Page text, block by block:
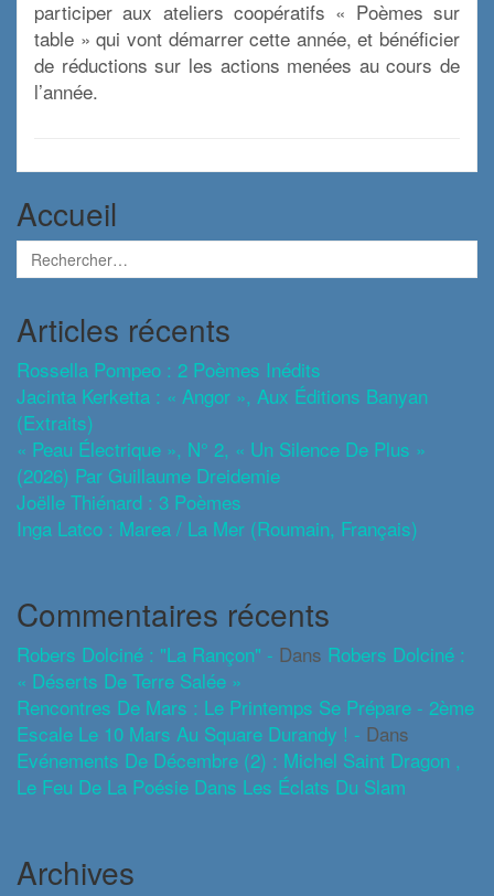
participer aux ateliers coopératifs « Poèmes sur
table » qui vont démarrer cette année, et bénéficier
de réductions sur les actions menées au cours de
l’année.
Accueil
Articles récents
Rossella Pompeo : 2 Poèmes Inédits
Jacinta Kerketta : « Angor », Aux Éditions Banyan
(extraits)
« Peau Électrique », N° 2, « Un Silence De Plus »
(2026) Par Guillaume Dreidemie
Joëlle Thiénard : 3 Poèmes
Inga Latco : Marea / La Mer (roumain, Français)
Commentaires récents
Robers Dolciné : "La Rançon" - Dans Robers Dolciné :
« Déserts De Terre Salée »
Rencontres De Mars : Le Printemps Se Prépare - 2ème
Escale Le 10 Mars Au Square Durandy ! - Dans
Evénements De Décembre (2) : Michel Saint Dragon ,
Le Feu De La Poésie Dans Les Éclats Du Slam
Archives